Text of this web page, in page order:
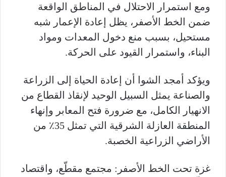
ومع استمرار الاحتلال في المناطق الواقعة
ضمن الخط الأصفر، يظل إعادة الإعمار شبه
مستحيل، بسبب منع دخول المعدات ومواد
البناء، واستمرار القيود على الحركة.
ويؤكد أمجد الشوا أن إعادة الحياة إلى الزراعة
والصناعة يمثل السبيل الوحيد لإنقاذ القطاع من
الانهيار الكامل، مع ضرورة فتح المعابر وإنهاء
المنطقة العازلة الشرقية التي تمثل 35٪ من
الأراضي الزراعية الخصبة.
غزة تحت الخط الأصفر: مجتمع مقطّع، واقتصاد